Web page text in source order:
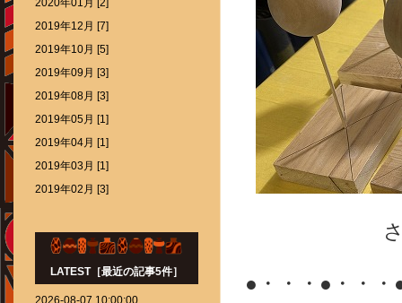
●・・・●・・
2020年01月 [2]
2019年12月 [7]
2019年10月 [5]
2019年09月 [3]
2019年08月 [3]
2019年05月 [1]
2019年04月 [1]
2019年03月 [1]
2019年02月 [3]
LATEST［最近の記事5件］
2026-08-07 10:00:00